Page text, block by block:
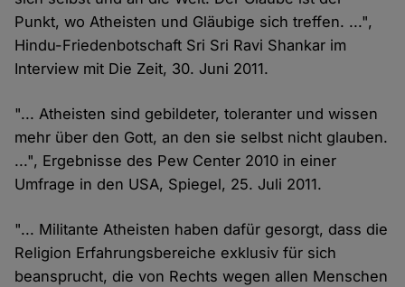
Punkt, wo Atheisten und Gläubige sich treffen. ...",
Hindu-Friedenbotschaft Sri Sri Ravi Shankar im
Interview mit Die Zeit, 30. Juni 2011.
"... Atheisten sind gebildeter, toleranter und wissen
mehr über den Gott, an den sie selbst nicht glauben.
...", Ergebnisse des Pew Center 2010 in einer
Umfrage in den USA, Spiegel, 25. Juli 2011.
"... Militante Atheisten haben dafür gesorgt, dass die
Religion Erfahrungsbereiche exklusiv für sich
beansprucht, die von Rechts wegen allen Menschen